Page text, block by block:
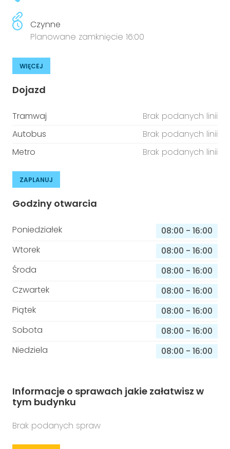
Czynne
Planowane zamknięcie 16:00
WIĘCEJ
Dojazd
Tramwaj
Brak podanych linii
Autobus
Brak podanych linii
Metro
Brak podanych linii
ZAPLANUJ
Godziny otwarcia
Poniedziałek 08:00 - 16:00
Wtorek
08:00 - 16:00
Środa
08:00 - 16:00
Czwartek
08:00 - 16:00
Piątek
08:00 - 16:00
Sobota
08:00 - 16:00
Niedziela
08:00 - 16:00
Informacje o sprawach jakie załatwisz w
tym budynku
Brak podanych spraw